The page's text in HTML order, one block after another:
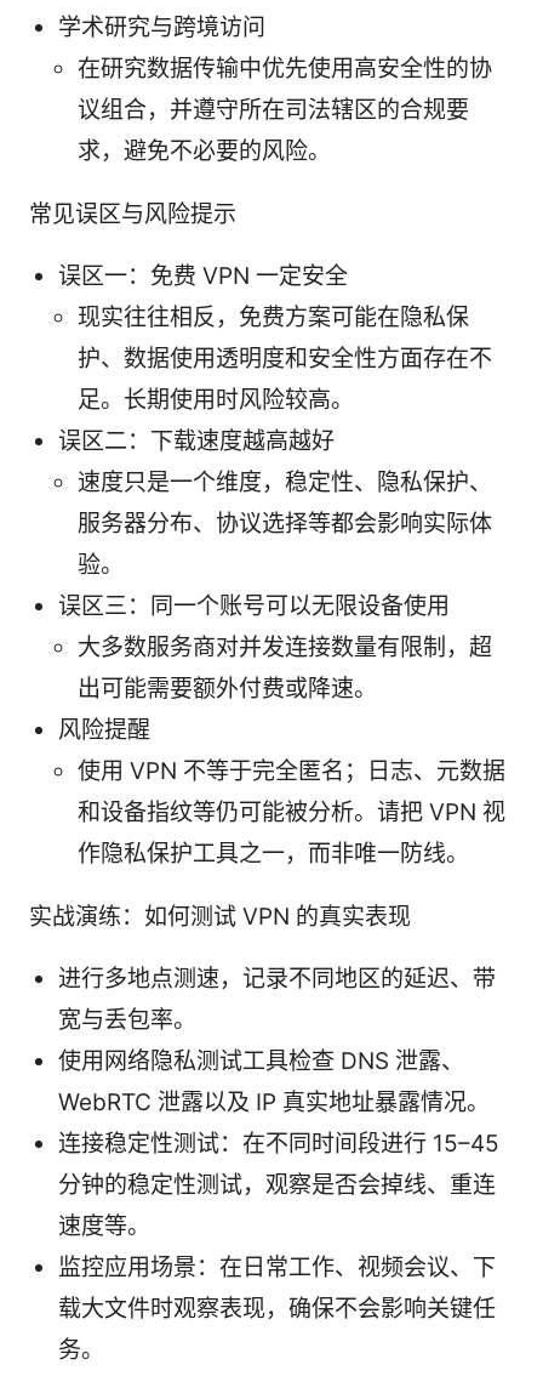
学术研究与跨境访问
在研究数据传输中优先使用高安全性的协
议组合，并遵守所在司法辖区的合规要
求，避免不必要的风险。
常见误区与风险提示
误区一：免费 VPN 一定安全
现实往往相反，免费方案可能在隐私保
护、数据使用透明度和安全性方面存在不
足。长期使用时风险较高。
误区二：下载速度越高越好
速度只是一个维度，稳定性、隐私保护、
服务器分布、协议选择等都会影响实际体
验。
误区三：同一个账号可以无限设备使用
大多数服务商对并发连接数量有限制，超
出可能需要额外付费或降速。
风险提醒
使用 VPN 不等于完全匿名；日志、元数据
和设备指纹等仍可能被分析。请把 VPN 视
作隐私保护工具之一，而非唯一防线。
实战演练：如何测试 VPN 的真实表现
进行多地点测速，记录不同地区的延迟、带
宽与丢包率。
使用网络隐私测试工具检查 DNS 泄露、
WebRTC 泄露以及 IP 真实地址暴露情况。
连接稳定性测试：在不同时间段进行 15–45
分钟的稳定性测试，观察是否会掉线、重连
速度等。
监控应用场景：在日常工作、视频会议、下
载大文件时观察表现，确保不会影响关键任
务。